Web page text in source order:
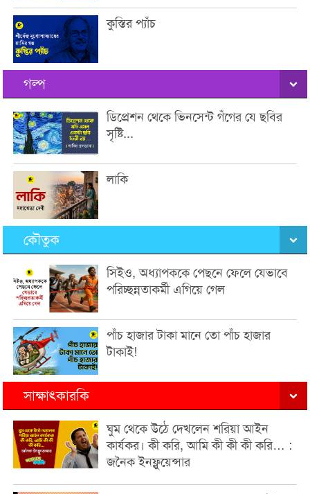
কুস্তির প্যাঁচ
গল্প
ডিপ্রেশন থেকে ভিনসেন্ট গঁগের যে ছবির
সৃষ্টি...
লাকি
কৌতুক
সিইও, অধ্যাপককে পেছনে ফেলে যেভাবে
পরিচ্ছন্নতাকর্মী এগিয়ে গেল
পাঁচ হাজার টাকা মানে তো পাঁচ হাজার
টাকাই!
সাক্ষাৎকারকি
ঘুম থেকে উঠে দেখলেন শরিয়া আইন
কার্যকর। কী করি, আমি কী কী কী করি… :
জনৈক ইনফ্লুয়েন্সার